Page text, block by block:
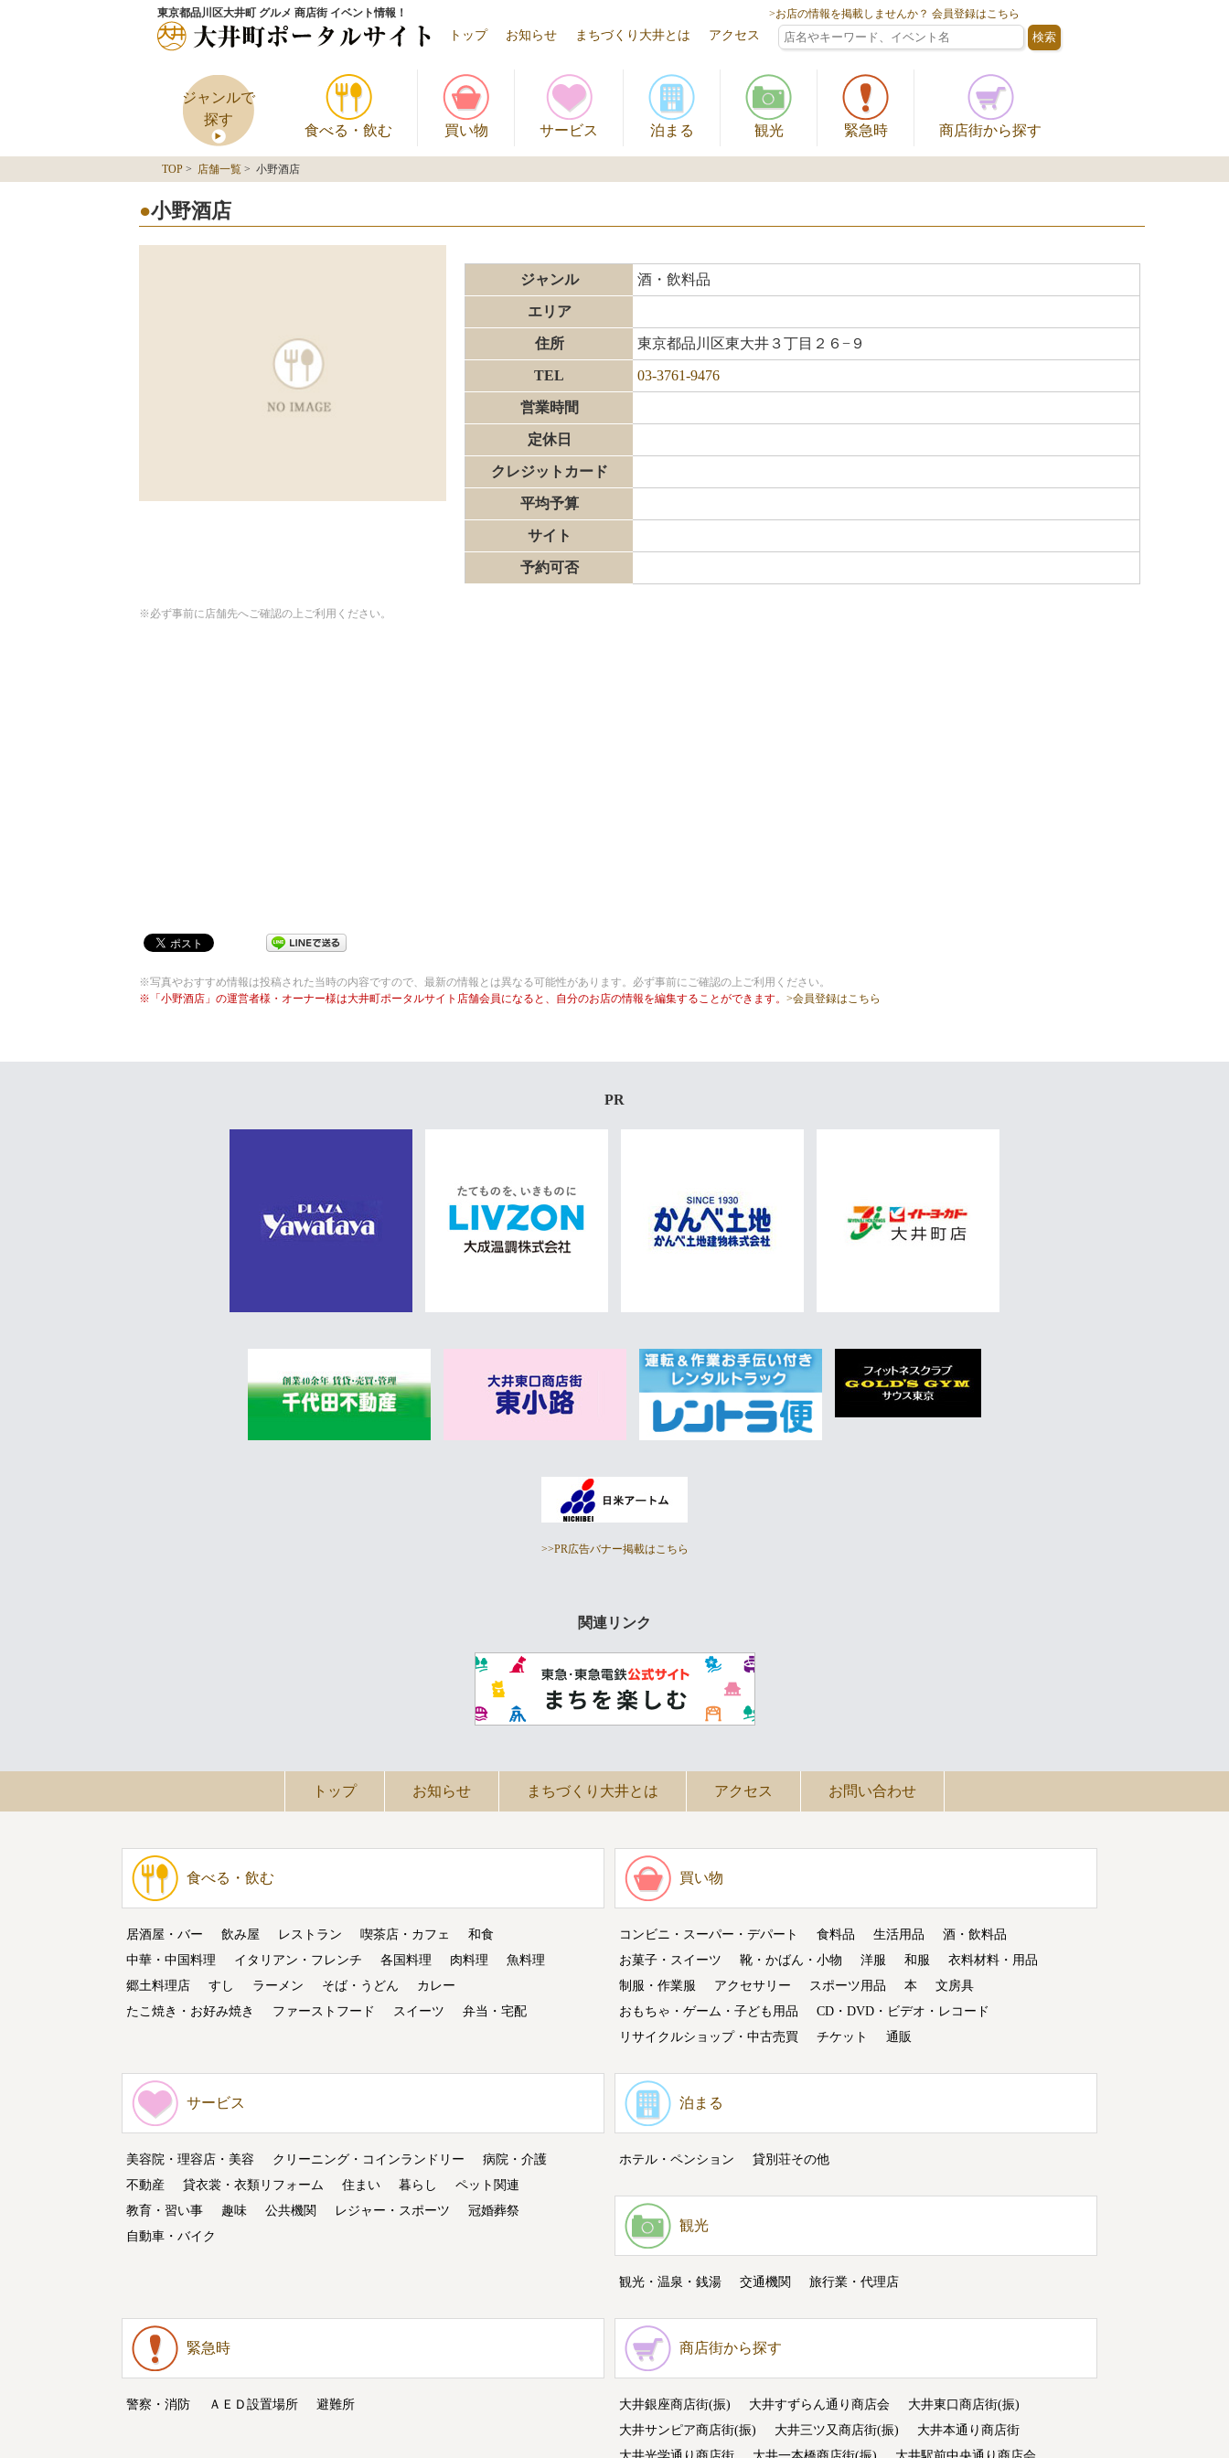
東京都品川区大井町 グルメ 商店街 イベント情報！ >お店の情報を掲載しませんか？ 会員登録はこちら
トップ お知らせ まちづくり大井とは アクセス
ジャンルで
探す
食べる・飲む 買い物 サービス 泊まる 観光 緊急時 商店街から探す
TOP > 店舗一覧 > 小野酒店
小野酒店
ジャンル 酒・飲料品
エリア
住所 東京都品川区東大井３丁目２６−９
TEL 03-3761-9476
営業時間
定休日
クレジットカード
平均予算
サイト
予約可否
※必ず事前に店舗先へご確認の上ご利用ください。
※写真やおすすめ情報は投稿された当時の内容ですので、最新の情報とは異なる可能性があります。必ず事前にご確認の上ご利用ください。
※「小野酒店」の運営者様・オーナー様は大井町ポータルサイト店舗会員になると、自分のお店の情報を編集することができます。 >会員登録はこちら
PR
>>PR広告バナー掲載はこちら
関連リンク
トップ お知らせ まちづくり大井とは アクセス お問い合わせ
食べる・飲む
居酒屋・バー 飲み屋 レストラン 喫茶店・カフェ
和食
中華・中国料理
イタリアン・フレンチ 各国料理 肉料理
魚料理
郷土料理店
すし ラーメン そば・うどん
カレー
たこ焼き・お好み焼き
ファーストフード スイーツ 弁当・宅配
買い物
コンビニ・スーパー・デパート 食料品 生活用品
酒・飲料品
お菓子・スイーツ
靴・かばん・小物 洋服 和服
衣料材料・用品
制服・作業服
アクセサリー スポーツ用品 本
文房具
おもちゃ・ゲーム・子ども用品
CD・DVD・ビデオ・レコード
リサイクルショップ・中古売買
チケット 通販
サービス
美容院・理容店・美容 クリーニング・コインランドリー
病院・介護
不動産
貸衣裳・衣類リフォーム 住まい 暮らし
ペット関連
教育・習い事
趣味 公共機関 レジャー・スポーツ
冠婚葬祭
自動車・バイク
泊まる
ホテル・ペンション 貸別荘その他
観光
観光・温泉・銭湯 交通機関 旅行業・代理店
緊急時
警察・消防 ＡＥＤ設置場所 避難所
商店街から探す
大井銀座商店街(振) 大井すずらん通り商店会
大井東口商店街(振)
大井サンピア商店街(振)
大井三ツ又商店街(振)
大井本通り商店街